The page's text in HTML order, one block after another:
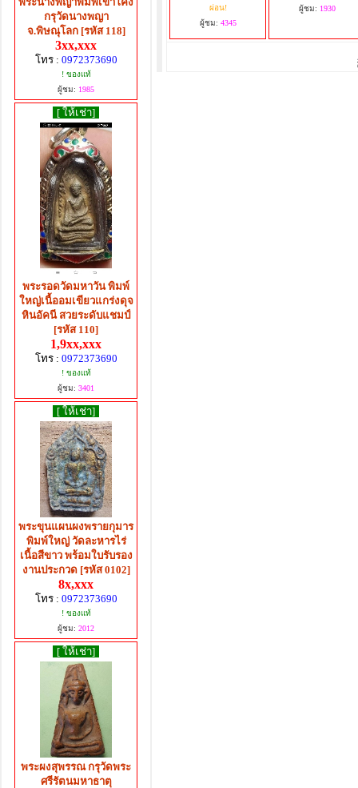
กรุวัดนางพญา
จ.พิษณุโลก [รหัส 118]
3xx,xxx
โทร : 0972373690
! ของแท้
ผู้ชม: 1985
[ ให้เช่า]
พระรอดวัดมหาวัน​ พิมพ์
ใหญ่เนื้ออมเขียวแกร่งดุจ
หินอัคนี​ สวยระดับแชมป์
[รหัส 110]
1,9xx,xxx
โทร : 0972373690
! ของแท้
ผู้ชม: 3401
[ ให้เช่า]
พระขุนแผนผงพรายกุมาร
พิมพ์ใหญ่ วัดละหารไร่
เนื้อสีขาว พร้อมใบรับรอง
งานประกวด [รหัส 0102]
8x,xxx
โทร : 0972373690
! ของแท้
ผู้ชม: 2012
[ ให้เช่า]
พระผงสุพรรณ กรุวัดพระ
ศรีรัตนมหาธาตุ
ผ่อน!
ผู้ชม: 4345
ผู้ชม: 1930